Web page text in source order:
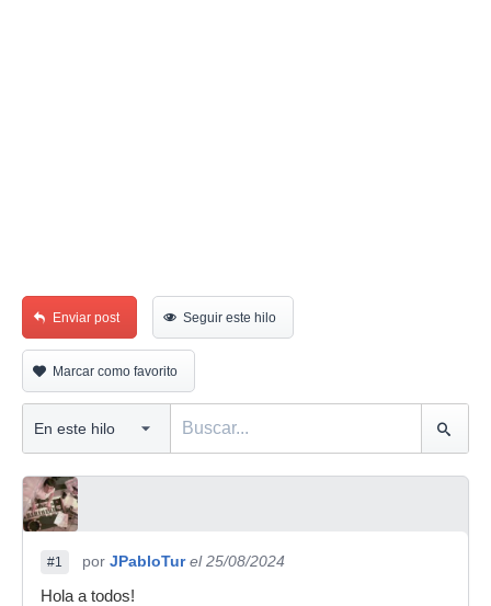
Enviar post Seguir este hilo
Marcar como favorito
#1 por JPabloTur el 25/08/2024
Hola a todos!